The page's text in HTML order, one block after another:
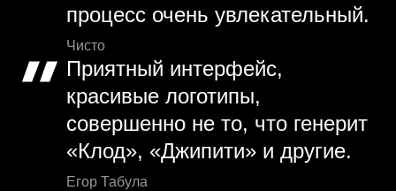
процесс очень увлекательный.
Чисто
Приятный интерфейс,
красивые логотипы,
совершенно не то, что генерит
«Клод», «Джипити» и другие.
Егор Табула